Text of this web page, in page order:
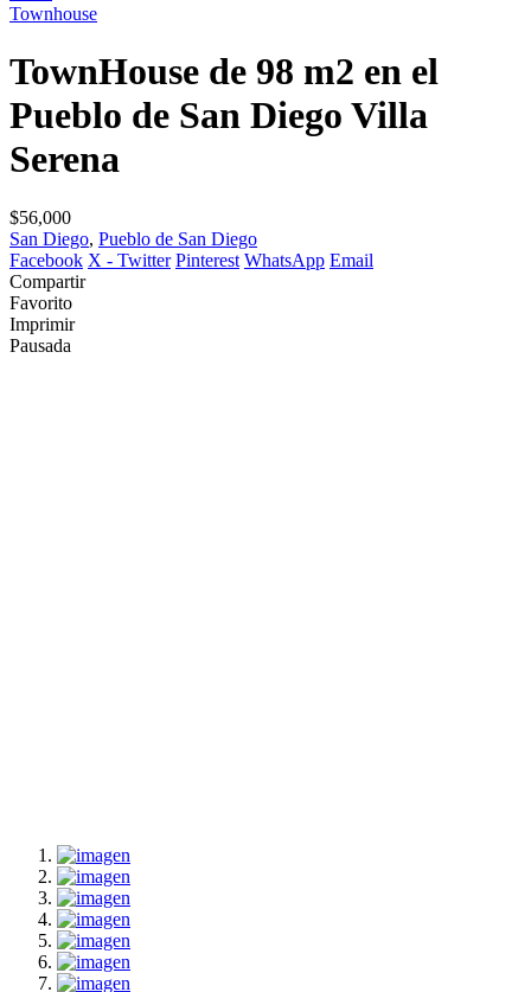
Townhouse
TownHouse de 98 m2 en el
Pueblo de San Diego Villa
Serena
$56,000
San Diego, Pueblo de San Diego
Facebook X - Twitter Pinterest WhatsApp Email
Compartir
Favorito
Imprimir
Pausada